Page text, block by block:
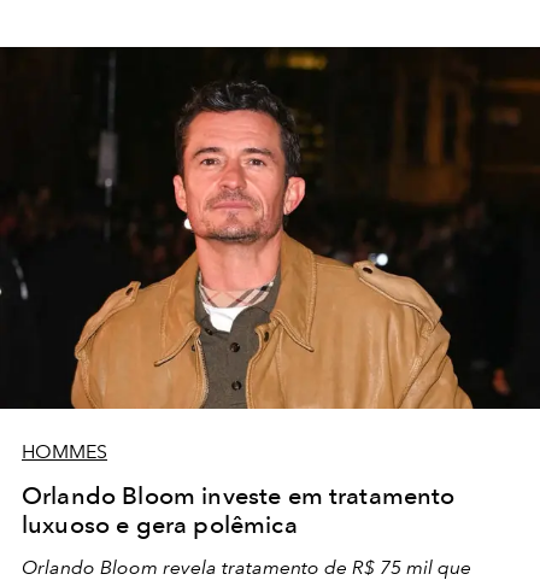
HOMMES
Orlando Bloom investe em tratamento
luxuoso e gera polêmica
Orlando Bloom revela tratamento de R$ 75 mil que